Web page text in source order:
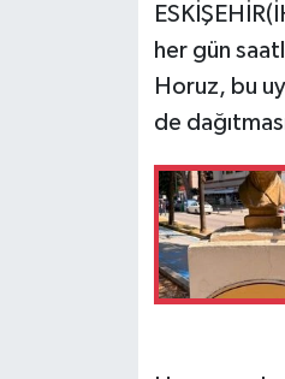
her gün
Horuz, bu
de